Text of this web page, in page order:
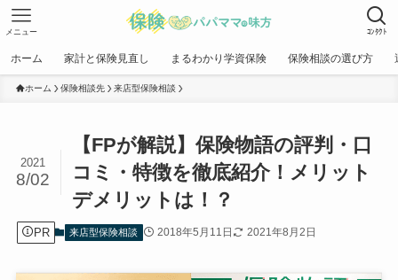
ｺﾝﾀｸﾄ
メニュー
ホーム 家計と保険見直し まるわかり学資保険 保険相談の選び方
ホーム 保険相談先 来店型保険相談
【FPが解説】保険物語の評判・口
コミ・特徴を徹底紹介！メリット
デメリットは！？
2021
8/02
PR 来店型保険相談 2018年5月11日 2021年8月2日